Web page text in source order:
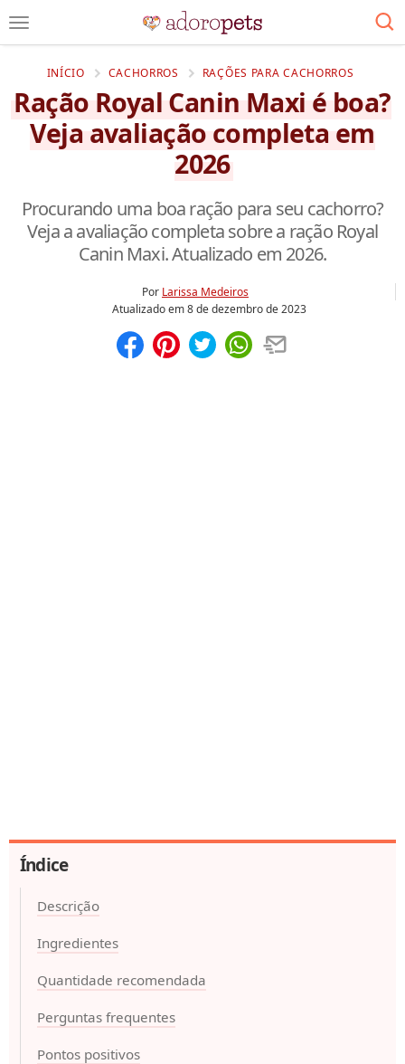
INÍCIO CACHORROS RAÇÕES PARA CACHORROS
Ração Royal Canin Maxi é boa?
Veja avaliação completa em
2026
Procurando uma boa ração para seu cachorro?
Veja a avaliação completa sobre a ração Royal
Canin Maxi. Atualizado em 2026.
Por Larissa Medeiros
Atualizado em8 de dezembro de 2023
Índice
Descrição
Ingredientes
Quantidade recomendada
Perguntas frequentes
Pontos positivos